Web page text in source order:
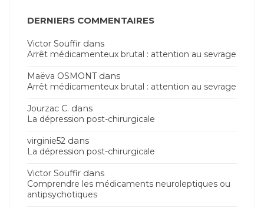
DERNIERS COMMENTAIRES
Victor Souffir dans
Arrêt médicamenteux brutal : attention au sevrage
Maëva OSMONTdans
Arrêt médicamenteux brutal : attention au sevrage
Jourzac C. dans
La dépression post-chirurgicale
virginie52 dans
La dépression post-chirurgicale
Victor Souffir dans
Comprendre les médicaments neuroleptiques ou
antipsychotiques